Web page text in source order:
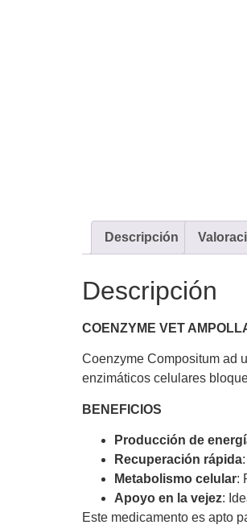
Descripción
Descripción
COENZYME VET
Coenzyme Compositum ad
enzimáticos celulares
BENEFICIOS
Producción de
Recuperación rápida
Metabolismo celular:
Apoyo en la vejez:
Este medicamento es apto